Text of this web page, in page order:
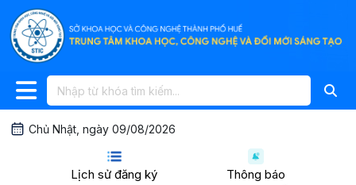
Chủ Nhật, ngày 09/08/2026
Lịch sử đăng ký Thông báo